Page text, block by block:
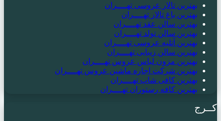
بهترین تالار عروسی تهــــران
بهترین باغ تالار تهــــران
بهترین سالن عقد تهــــران
بهترین سالن تولد تهــــران
بهترین آتلیه عروسی تهــــران
بهترین سالن زیبایی تهــــران
بهترین مزون لباس عروس تهــــران
بهترین شرکت اجاره ماشین عروس تهــــران
بهترین کافی شاپ تهــــران
بهترین کافه رستوران تهــــران
کــرج